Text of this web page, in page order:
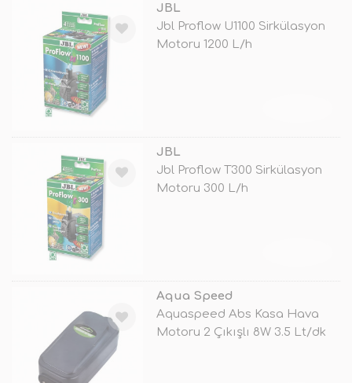
JBL
Jbl Proflow U1100 Sirkülasyon
Motoru 1200 L/h
JBL
Jbl Proflow T300 Sirkülasyon
Motoru 300 L/h
Aqua Speed
Aquaspeed Abs Kasa Hava
Motoru 2 Çıkışlı 8W 3.5 Lt/dk